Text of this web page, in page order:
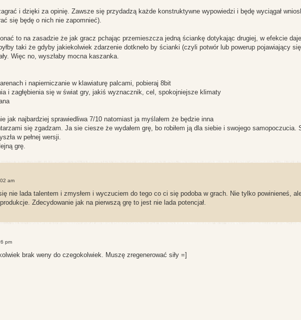
i dzięki za opinię. Zawsze się przydadzą każde konstruktywne wypowiedzi i będę wyciągał
się będę o nich nie zapomnieć).
to na zasadzie że jak gracz pchając przemieszcza jedną ściankę dotykając drugiej, w efekcie daje
taki że gdyby jakiekolwiek zdarzenie dotkneło by ścianki (czyli potwór lub powerup pojawiający
Więc no, wyszłaby mocna kaszanka.
i napierniczanie w klawiaturę palcami, pobieraj 8bit
i zagłębienia się w świat gry, jakiś wyznacznik, cel, spokojniejsze klimaty
jak najbardziej sprawiedliwa 7/10 natomiast ja myślałem że będzie inna
się zgadzam. Ja sie ciesze że wydałem grę, bo robiłem ją dla siebie i swojego samopoczucia.
w pełnej wersji.
grę.
am
nie lada talentem i zmysłem i wyczuciem do tego co ci się podoba w grach. Nie tylko powinieneś,
Zdecydowanie jak na pierwszą grę to jest nie lada potencjał.
pm
brak weny do czegokolwiek. Muszę zregenerować siły =]